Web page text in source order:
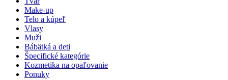
Make-up
Telo a kúpeľ
Vlasy
Muži
Bábätká a deti
Špecifické kategórie
Kozmetika na opaľovanie
Ponuky